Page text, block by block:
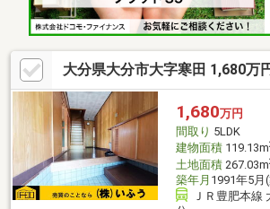
キロ設置されていますので、電気代の削減可能
大分県大分市大字寒田 1,680万
1,680万円
間取り 5LDK
建物面積119.13m
土地面積267.03m
築年月 1991年5月
ＪＲ豊肥本線